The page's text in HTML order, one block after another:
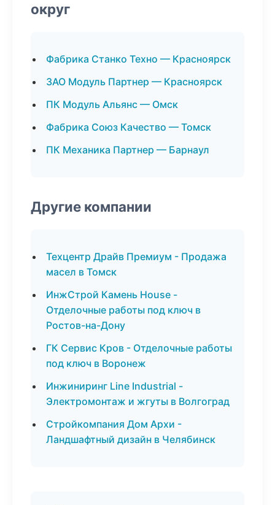
округ
Фабрика Станко Техно — Красноярск
ЗАО Модуль Партнер — Красноярск
ПК Модуль Альянс — Омск
Фабрика Союз Качество — Томск
ПК Механика Партнер — Барнаул
Другие компании
Техцентр Драйв Премиум - Продажа
масел в Томск
ИнжСтрой Камень House -
Отделочные работы под ключ в
Ростов-на-Дону
ГК Сервис Кров - Отделочные работы
под ключ в Воронеж
Инжиниринг Line Industrial -
Электромонтаж и жгуты в Волгоград
Стройкомпания Дом Архи -
Ландшафтный дизайн в Челябинск